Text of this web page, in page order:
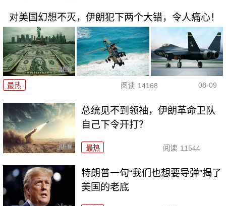
对美国幻想不灭，伊朗犯下两个大错，令人痛心！
最热 阅读 14168 08-09
总统见不到领袖，伊朗革命卫队
自己下令开打？
最热 阅读 11544
特朗普一句“我们也想要导弹”揭了
美国的老底